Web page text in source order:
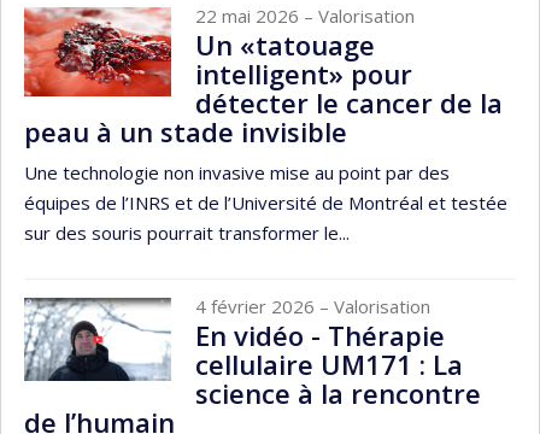
22 mai 2026 – Valorisation
Un «tatouage
intelligent» pour
détecter le cancer de la
peau à un stade invisible
Une technologie non invasive mise au point par des
équipes de l’INRS et de l’Université de Montréal et testée
sur des souris pourrait transformer le...
4 février 2026 – Valorisation
En vidéo - Thérapie
cellulaire UM171 : La
science à la rencontre
de l’humain